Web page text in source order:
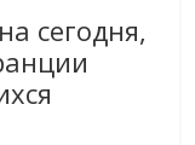
сегодня,